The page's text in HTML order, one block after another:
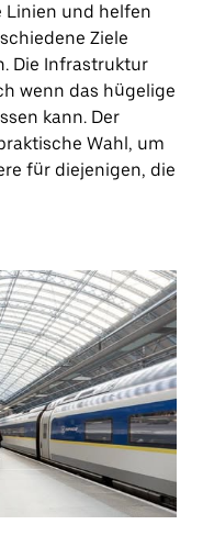
Linien und helfen
Ziele
Die Infrastruktur
wenn das hügelige
kann. Der
Wahl, um
für diejenigen, die